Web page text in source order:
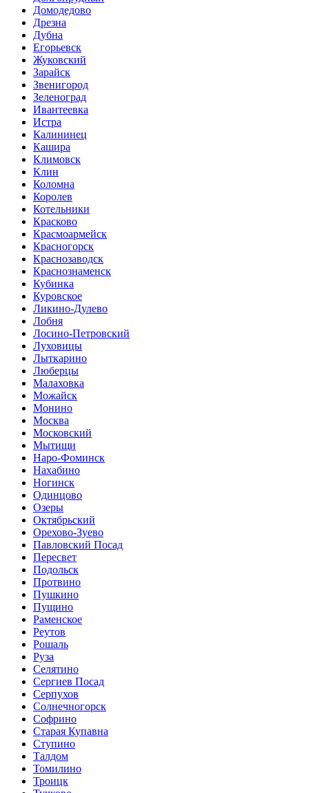
Домодедово
Дрезна
Дубна
Егорьевск
Жуковский
Зарайск
Звенигород
Зеленоград
Ивантеевка
Истра
Калининец
Кашира
Климовск
Клин
Коломна
Королев
Котельники
Красково
Красмоармейск
Красногорск
Краснозаводск
Краснознаменск
Кубинка
Куровское
Ликино-Дулево
Лобня
Лосино-Петровский
Луховицы
Лыткарино
Люберцы
Малаховка
Можайск
Монино
Москва
Московский
Мытищи
Наро-Фоминск
Нахабино
Ногинск
Одинцово
Озеры
Октябрьский
Орехово-Зуево
Павловский Посад
Пересвет
Подольск
Протвино
Пушкино
Пущино
Раменское
Реутов
Рошаль
Руза
Селятино
Сергиев Посад
Серпухов
Солнечногорск
Софрино
Старая Купавна
Ступино
Талдом
Томилино
Троицк